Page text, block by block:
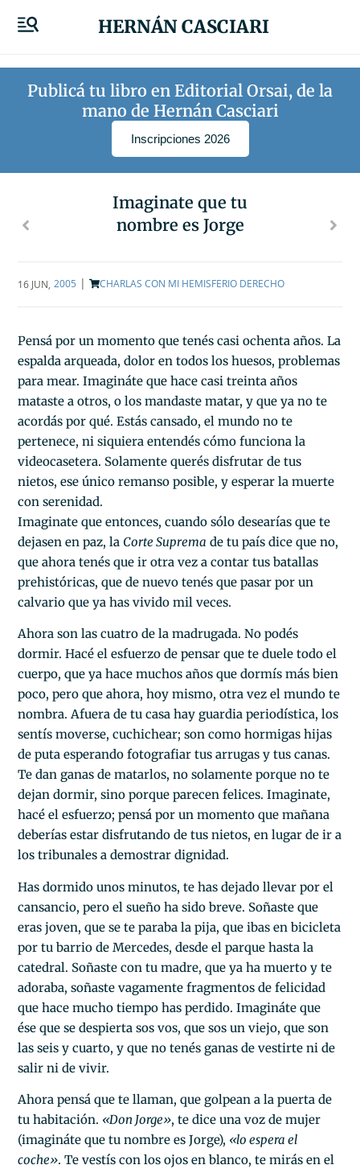
HERNÁN CASCIARI
Publicá tu libro en Editorial Orsai, de la
mano de Hernán Casciari
Inscripciones 2026
Imaginate que tu
nombre es Jorge
16 JUN, 2005 | CHARLAS CON MI HEMISFERIO DERECHO
Pensá por un momento que tenés casi ochenta años. La
espalda arqueada, dolor en todos los huesos, problemas
para mear. Imagináte que hace casi treinta años
mataste a otros, o los mandaste matar, y que ya no te
acordás por qué. Estás cansado, el mundo no te
pertenece, ni siquiera entendés cómo funciona la
videocasetera. Solamente querés disfrutar de tus
nietos, ese único remanso posible, y esperar la muerte
con serenidad.
Imaginate que entonces, cuando sólo desearías que te
dejasen en paz, la Corte Suprema de tu país dice que no,
que ahora tenés que ir otra vez a contar tus batallas
prehistóricas, que de nuevo tenés que pasar por un
calvario que ya has vivido mil veces.
Ahora son las cuatro de la madrugada. No podés
dormir. Hacé el esfuerzo de pensar que te duele todo el
cuerpo, que ya hace muchos años que dormís más bien
poco, pero que ahora, hoy mismo, otra vez el mundo te
nombra. Afuera de tu casa hay guardia periodística, los
sentís moverse, cuchichear; son como hormigas hijas
de puta esperando fotografiar tus arrugas y tus canas.
Te dan ganas de matarlos, no solamente porque no te
dejan dormir, sino porque parecen felices. Imaginate,
hacé el esfuerzo; pensá por un momento que mañana
deberías estar disfrutando de tus nietos, en lugar de ir a
los tribunales a demostrar dignidad.
Has dormido unos minutos, te has dejado llevar por el
cansancio, pero el sueño ha sido breve. Soñaste que
eras joven, que se te paraba la pija, que ibas en bicicleta
por tu barrio de Mercedes, desde el parque hasta la
catedral. Soñaste con tu madre, que ya ha muerto y te
adoraba, soñaste vagamente fragmentos de felicidad
que hace mucho tiempo has perdido. Imagináte que
ése que se despierta sos vos, que sos un viejo, que son
las seis y cuarto, y que no tenés ganas de vestirte ni de
salir ni de vivir.
Ahora pensá que te llaman, que golpean a la puerta de
tu habitación. «Don Jorge», te dice una voz de mujer
(imagináte que tu nombre es Jorge), «lo espera el
coche». Te vestís con los ojos en blanco, te mirás en el